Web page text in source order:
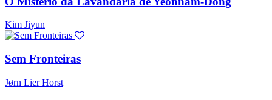
Kim Jiyun
Sem Fronteiras
Jørn Lier Horst